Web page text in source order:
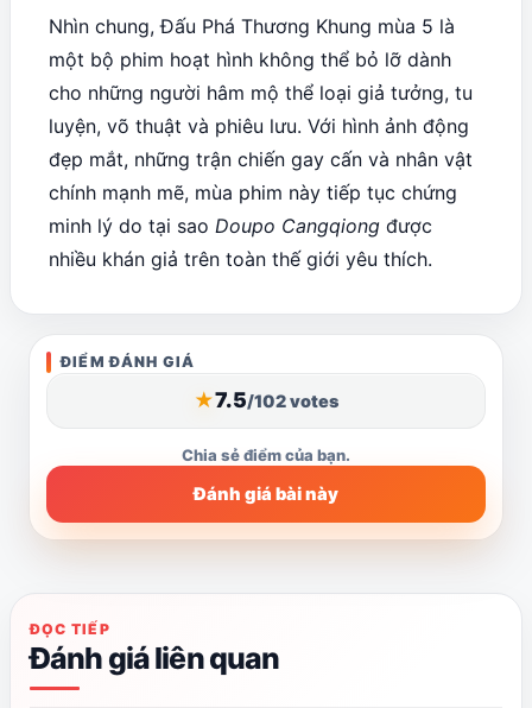
Nhìn chung, Đấu Phá Thương Khung mùa 5 là
một bộ phim hoạt hình không thể bỏ lỡ dành
cho những người hâm mộ thể loại giả tưởng, tu
luyện, võ thuật và phiêu lưu. Với hình ảnh động
đẹp mắt, những trận chiến gay cấn và nhân vật
chính mạnh mẽ, mùa phim này tiếp tục chứng
minh lý do tại sao Doupo Cangqiong được
nhiều khán giả trên toàn thế giới yêu thích.
ĐIỂM ĐÁNH GIÁ
★7.5/102 votes
Chia sẻ điểm của bạn.
Đánh giá bài này
Mở
bảng
giá
viết
này.
ĐỌC TIẾP
Đánh giá liên quan